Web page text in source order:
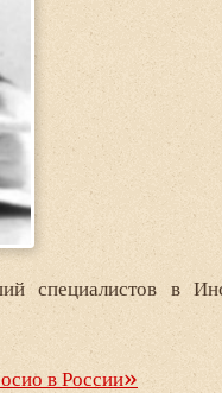
специалистов в
в России»